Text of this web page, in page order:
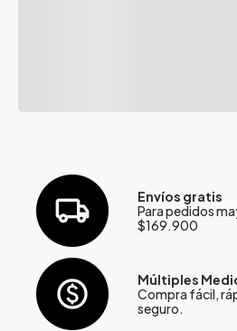
Envíos gratis
Para pedidos
$169.900
Múltiples
Compra fácil,
seguro.